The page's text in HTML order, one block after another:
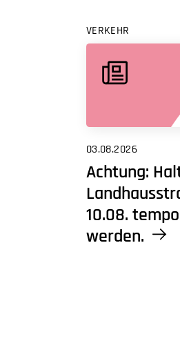
VERKEHR
03.08.2026
Achtung:
10.08.
werden.